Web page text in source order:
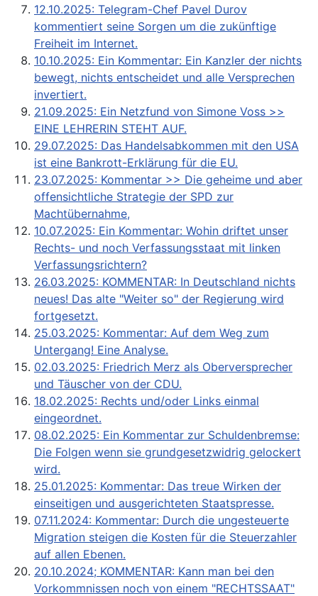
12.10.2025: Telegram-Chef Pavel Durov
kommentiert seine Sorgen um die zukünftige
Freiheit im Internet.
10.10.2025: Ein Kommentar: Ein Kanzler der nichts
bewegt, nichts entscheidet und alle Versprechen
invertiert.
21.09.2025: Ein Netzfund von Simone Voss >>
EINE LEHRERIN STEHT AUF.
29.07.2025: Das Handelsabkommen mit den USA
ist eine Bankrott-Erklärung für die EU.
23.07.2025: Kommentar >> Die geheime und aber
offensichtliche Strategie der SPD zur
Machtübernahme,
10.07.2025: Ein Kommentar: Wohin driftet unser
Rechts- und noch Verfassungsstaat mit linken
Verfassungsrichtern?
26.03.2025: KOMMENTAR: In Deutschland nichts
neues! Das alte "Weiter so" der Regierung wird
fortgesetzt.
25.03.2025: Kommentar: Auf dem Weg zum
Untergang! Eine Analyse.
02.03.2025: Friedrich Merz als Oberversprecher
und Täuscher von der CDU.
18.02.2025: Rechts und/oder Links einmal
eingeordnet.
08.02.2025: Ein Kommentar zur Schuldenbremse:
Die Folgen wenn sie grundgesetzwidrig gelockert
wird.
25.01.2025: Kommentar: Das treue Wirken der
einseitigen und ausgerichteten Staatspresse.
07.11.2024: Kommentar: Durch die ungesteuerte
Migration steigen die Kosten für die Steuerzahler
auf allen Ebenen.
20.10.2024; KOMMENTAR: Kann man bei den
Vorkommnissen noch von einem "RECHTSSAAT"